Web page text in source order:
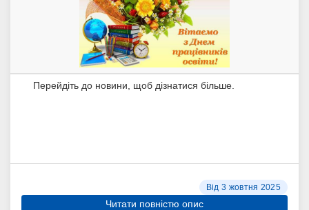
Перейдіть до новини, щоб дізнатися більше.
Від 3 жовтня 2025
Читати повністю опис